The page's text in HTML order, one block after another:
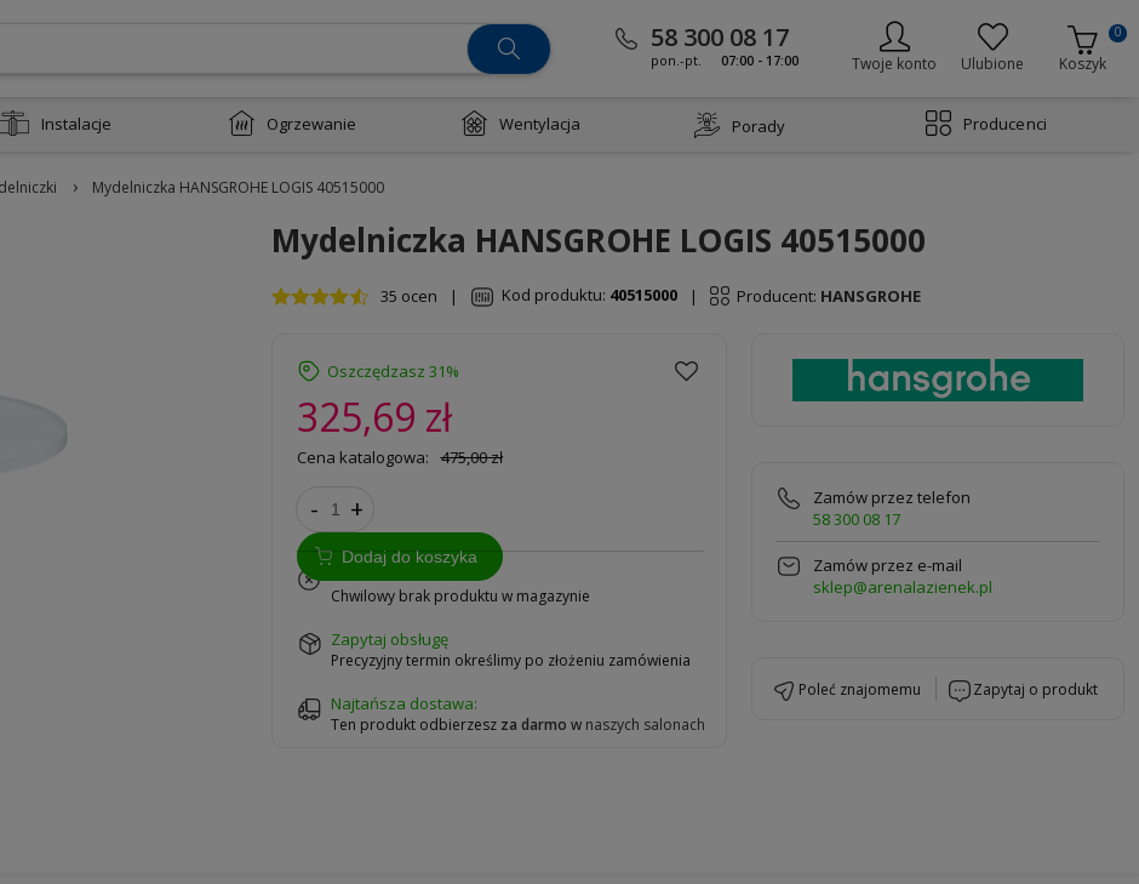
58 300 08 17
pon.-pt. 07:00 - 17:00 Twoje konto Ulubione Koszyk
0
Instalacje Ogrzewanie Wentylacja Porady Producenci
› Mydelniczka HANSGROHE LOGIS 40515000
Mydelniczka HANSGROHE LOGIS 40515000
35 ocen | Kod produktu: 40515000 | Producent: HANSGROHE
Oszczędzasz 31%
325,69 zł
Cena katalogowa: 475,00 zł
- +
Dodaj do koszyka
Chwilowy brak produktu w magazynie
zapytaj obsługę
Precyzyjny termin określimy po złożeniu zamówienia
Najtańsza dostawa:
Ten produkt odbierzesz za darmo w naszych salonach
Zamów przez telefon
58 300 08 17
Zamów przez e-mail
sklep@arenalazienek.pl
poleć znajomemu zapytaj o produkt